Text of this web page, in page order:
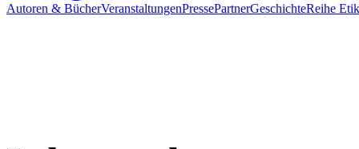
Autoren & BücherVeranstaltungenPressePartnerGeschichteReihe